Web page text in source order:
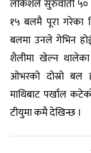
लोकेशले सुरुवाती ५०
१५ बलमै पूरा
बलमा उनले गेभिन
शैलीमा खेल्न
ओभरको दोस्रो बल
माथिबाट पर्खाल
टीयुमा कमै देखिन्छ ।